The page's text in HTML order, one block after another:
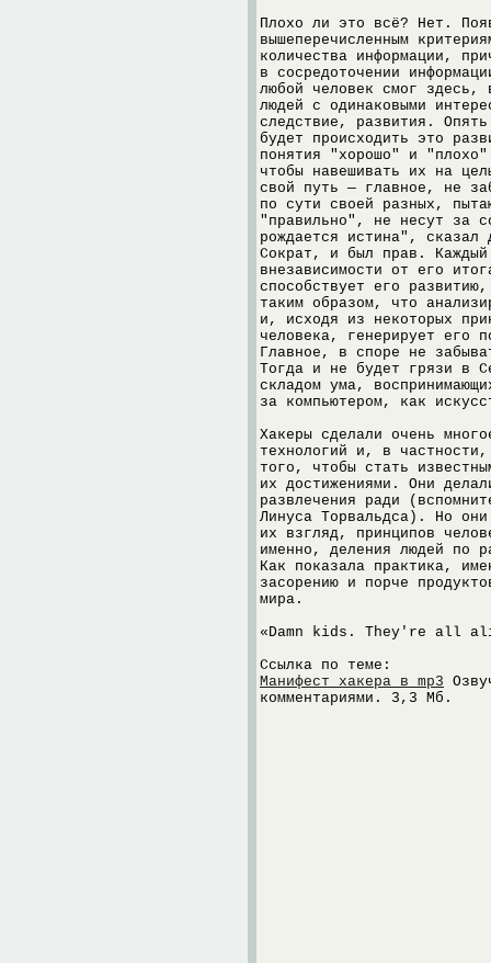
Плохо ли это всё? Нет.
вышеперечисленным
количества информации,
в сосредоточении
любой человек смог
людей с одинаковыми
следствие, развития.
будет происходить это
понятия "хорошо" и
чтобы навешивать их на
свой путь — главное, не
по сути своей разных,
"правильно", не несут за
рождается истина", сказал
Сократ, и был прав.
внезависимости от его
способствует его
таким образом, что
и, исходя из некоторых
человека, генерирует его
Главное, в споре не
Тогда и не будет грязи в
складом ума,
за компьютером, как
Хакеры сделали очень
технологий и, в
того, чтобы стать
их достижениями. Они
развлечения ради
Линуса Торвальдса). Но
их взгляд, принципов
именно, деления людей по
Как показала практика,
засорению и порче
мира.
«Damn kids. They're all
Ссылка по теме:
Манифест хакера в mp3
комментариями. 3,3 Мб.